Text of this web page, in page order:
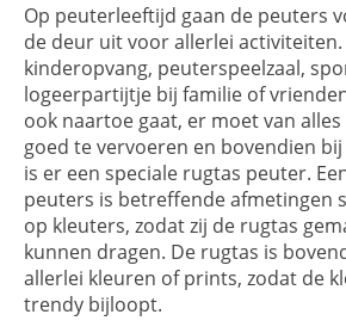
Op peuterleeftijd gaan de peuters
de deur uit voor allerlei activiteiten.
kinderopvang, peuterspeelzaal,
logeerpartijtje bij familie of
ook naartoe gaat, er moet van alles
goed te vervoeren en bovendien
is er een speciale rugtas peuter.
peuters is betreffende afmetingen
op kleuters, zodat zij de rugtas
kunnen dragen. De rugtas is
allerlei kleuren of prints, zodat de
trendy bijloopt.